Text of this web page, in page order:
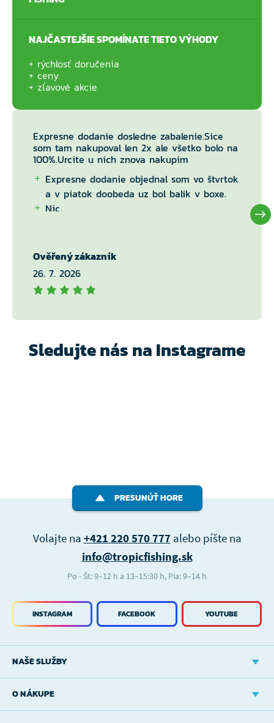
NAJČASTEJŠIE SPOMÍNATE TIETO VÝHODY
rýchlosť doručenia
ceny
zľavové akcie
Expresne dodanie dosledne zabalenie.Sice
som tam nakupoval len 2x ale všetko bolo na
100%.Urcite u nich znova nakupim
Expresne dodanie objednal som vo štvrtok
a v piatok doobeda uz bol balik v boxe.
Nic
Ověřený zákazník
26. 7. 2026
Sledujte nás na Instagrame
PRESUNÚŤ HORE
NAŠE SLUŽBY
O NÁKUPE
INSTAGRAM FACEBOOK YOUTUBE
Volajte na +421 220 570 777alebo píšte na
info@tropicfishing.sk
Po - Št: 9–12 h a 13–15:30 h, Pia: 9–14 h